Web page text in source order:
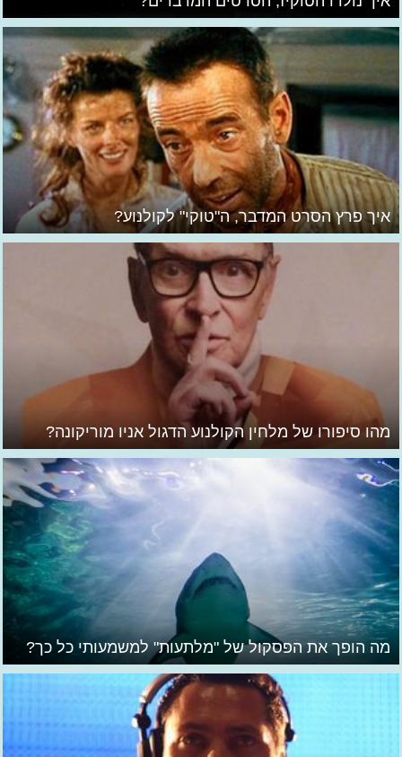
איך פרץ הסרט המדבר, ה"טוקי" לקולנוע?
מהו סיפורו של מלחין הקולנוע הדגול אניו מוריקונה?
מה הופך את הפסקול של "מלתעות" למשמעותי כל כך?